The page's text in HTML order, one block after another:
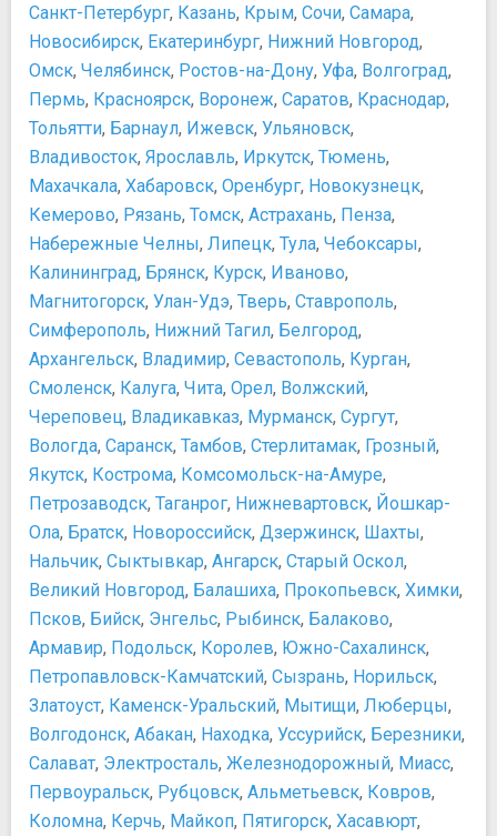
А.А. Бахрушина
Дом-музей Марины Цветаевой
Еврейский музей и центр толерантности
Международный Центр-Музей имени Н.К. Рериха
Минералогический музей им. А.Е. Ферсмана
Московский музей анимации
Московский музей современного искусства
Мосфильм Музей
Музей Железнодорожной Техники
Музей Индустриальной Культуры
Музей космонавтики
Музей Михаила Булгакова
Музей Москвы
Музей оптических иллюзий
Музей Отечественной войны 1812 года
Музей ретро-автомобилей
Музей советских игровых автоматов
Музей современного искусства «Гараж»
Музей хоккея
Музей Холодной войны в Бункере-42 на Таганке
Музей-Квартира Ф.М. Достоевского
Музей-панорама "Бородинская битва"
Музей-Театр "Булгаковский Дом"
Мультимедиа Арт Музей
Оружейная Палата
Палеонтологический музей им. Ю.А. Орлова
Патриаршие палаты
Третьяковская галерея на Крымском валу
Центр дизайна Артплей
Центр современного искусства Винзавод
​Москва для детей
Покупки
Покупки в Москве
Сувениры из Москвы
Еда и напитки
Рестораны в Москве
​Еда и напитки в Москве
Транспорт
Аренда автомобиля и такси в Москве
Аэропорт "Домодедово"
Аэропорт "Шереметьево"
Аэропорт "​Внуково"
Аэроэкспресс
Велосипеды в Москве
Вокзалы Москвы
Инструкция о правилах поведения в различных
ситуациях для пассажиров Московского
метрополитена.
Информация о наземном транспорте Москвы
Как ориентироваться в Московском метрополитене
Карта наземных маршрутов Москвы
Карта речных маршрутов Москвы
Московский метрополитен (тарифы и время работы)
Ночные маршруты наземного транспорта Москвы
Общественный транспорт
Приложения для заказа такси
Схема метро Москвы
Схема трамвайных маршрутов Москвы
Такси. Советы
Безопасность
Безопасность в Москве
Санкт-Петербург, Казань, Крым, Сочи, Самара,
Новосибирск, Екатеринбург, Нижний Новгород,
Омск, Челябинск, Ростов-на-Дону, Уфа, Волгоград,
Пермь, Красноярск, Воронеж, Саратов, Краснодар,
Тольятти, Барнаул, Ижевск, Ульяновск,
Владивосток, Ярославль, Иркутск, Тюмень,
Махачкала, Хабаровск, Оренбург, Новокузнецк,
Кемерово, Рязань, Томск, Астрахань, Пенза,
Набережные Челны, Липецк, Тула, Чебоксары,
Калининград, Брянск, Курск, Иваново,
Магнитогорск, Улан-Удэ, Тверь, Ставрополь,
Симферополь, Нижний Тагил, Белгород,
Архангельск, Владимир, Севастополь, Курган,
Смоленск, Калуга, Чита, Орел, Волжский,
Череповец, Владикавказ, Мурманск, Сургут,
Вологда, Саранск, Тамбов, Стерлитамак, Грозный,
Якутск, Кострома, Комсомольск-на-Амуре,
Петрозаводск, Таганрог, Нижневартовск, Йошкар-
Ола, Братск, Новороссийск, Дзержинск, Шахты,
Нальчик, Сыктывкар, Ангарск, Старый Оскол,
Великий Новгород, Балашиха, Прокопьевск, Химки,
Псков, Бийск, Энгельс, Рыбинск, Балаково,
Армавир, Подольск, Королев, Южно-Сахалинск,
Петропавловск-Камчатский, Сызрань, Норильск,
Златоуст, Каменск-Уральский, Мытищи, Люберцы,
Волгодонск, Абакан, Находка, Уссурийск, Березники,
Салават, Электросталь, Железнодорожный, Миасс,
Первоуральск, Рубцовск, Альметьевск, Ковров,
Коломна, Керчь, Майкоп, Пятигорск, Хасавюрт,